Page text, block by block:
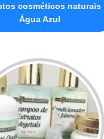
cosméticos naturais
Água Azul